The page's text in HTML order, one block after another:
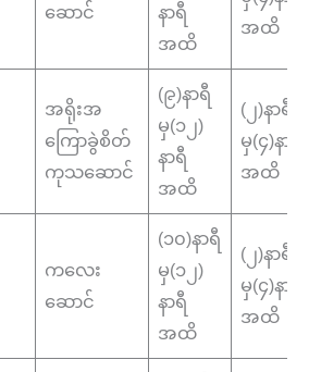
ဆောင်
နာရီ
အထိ
အထိ
အရိုးအ​
ကြောခွဲစိတ်
ကုသဆောင်
(၉)နာရီ
မှ(၁၂)
နာရီ
အထိ
(၂)နာရီ
မှ(၄)နာရီ
အထိ
ကလေး
ဆောင်
(၁၀)နာရီ
မှ(၁၂)
နာရီ
အထိ
(၂)နာရီ
မှ(၄)နာရီ
အထိ